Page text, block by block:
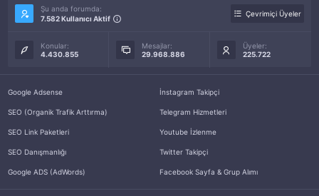
Şu anda forumda:
7.582 Kullanıcı Aktif
Çevrimiçi Üyeler
Konular:
4.430.855
Mesajlar:
29.968.886
Üyeler:
225.722
Google Adsense
SEO (Organik Trafik Arttırma)
SEO Link Paketleri
SEO Danışmanlığı
Google ADS (AdWords)
İnstagram Takipçi
Telegram Hizmetleri
Youtube İzlenme
Twitter Takipçi
Facebook Sayfa & Grup Alımı